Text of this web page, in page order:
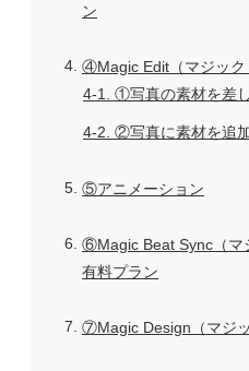
ン
4 ④Magic Edit（マジック
4-1
①写真の素材を差
4-2 ②写真に素材を追
5 ⑤アニメーション
6 ⑥Magic Beat Sync（マ
有料プラン
7 ⑦Magic Design（マジッ